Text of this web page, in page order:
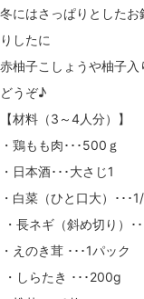
冬にはさっぱりとした
りしたに
赤柚子こしょうや柚子
どうぞ♪
【材料（3～4人分）】
・鶏もも肉･･･500ｇ
・日本酒･･･大さじ1
・白菜（ひと口大）･･･
・長ネギ（斜め切り）･
・えのき茸 ･･･1パック
・しらたき ･･･200g